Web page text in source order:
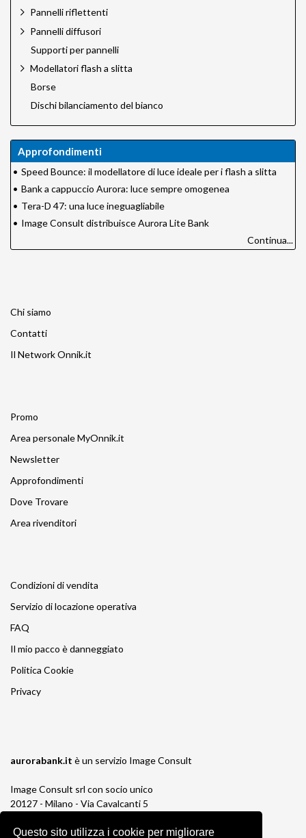
Questo sito utilizza i cookie per migliorare
Pannelli riflettenti
Pannelli diffusori
Supporti per pannelli
Modellatori flash a slitta
Borse
Dischi bilanciamento del bianco
Approfondimenti
• Speed Bounce: il modellatore di luce ideale per i flash a slitta
• Bank a cappuccio Aurora: luce sempre omogenea
• Tera-D 47: una luce ineguagliabile
• Image Consult distribuisce Aurora Lite Bank
Continua...
Chi siamo
Contatti
Il Network Onnik.it
Promo
Area personale MyOnnik.it
Newsletter
Approfondimenti
Dove Trovare
Area rivenditori
Condizioni di vendita
Servizio di locazione operativa
FAQ
Il mio pacco è danneggiato
Politica Cookie
Privacy
aurorabank.it è un servizio Image Consult
Image Consult srl con socio unico
20127 - Milano - Via Cavalcanti 5
P.IVA e C.F. 03383650961